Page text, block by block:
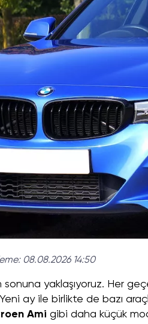
08.08.2026 14:50
sonuna yaklaşıyoruz. Her
ay ile birlikte de bazı
Ami gibi daha küçük